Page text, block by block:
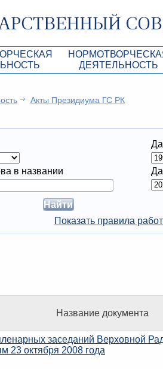
Крым
антикоррупционная экспертиза
процесса в РК
ДЕЯТЕЛЬНОСТЬ
Повестки дня
Проекты
Aкты Президиума ГС РК
в названии
Показать правила
Название документа
заседаний Верховной
23 октября 2008 года